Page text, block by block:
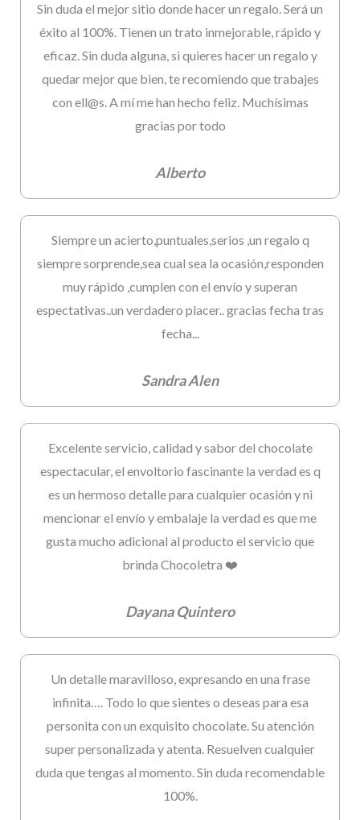
Sin duda el mejor sitio donde hacer un regalo. Será un
éxito al 100%. Tienen un trato inmejorable, rápido y
eficaz. Sin duda alguna, si quieres hacer un regalo y
quedar mejor que bien, te recomiendo que trabajes
con ell@s. A mí me han hecho feliz. Muchísimas
gracias por todo
Alberto
Siempre un acierto,puntuales,serios ,un regalo q
siempre sorprende,sea cual sea la ocasión,responden
muy rápido ,cumplen con el envío y superan
espectativas..un verdadero placer.. gracias fecha tras
fecha...
Sandra Alen
Excelente servicio, calidad y sabor del chocolate
espectacular, el envoltorio fascinante la verdad es q
es un hermoso detalle para cualquier ocasión y ni
mencionar el envío y embalaje la verdad es que me
gusta mucho adicional al producto el servicio que
brinda Chocoletra ❤️
Dayana Quintero
Un detalle maravilloso, expresando en una frase
infinita…. Todo lo que sientes o deseas para esa
personita con un exquisito chocolate. Su atención
super personalizada y atenta. Resuelven cualquier
duda que tengas al momento. Sin duda recomendable
100%.